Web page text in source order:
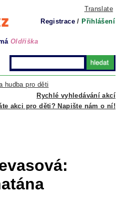
Translate
Registrace / Přihlášení
Oldřiška
Rychlé vyhledávání akcí
hudba pro děti
akci pro děti? Napište nám o ní!